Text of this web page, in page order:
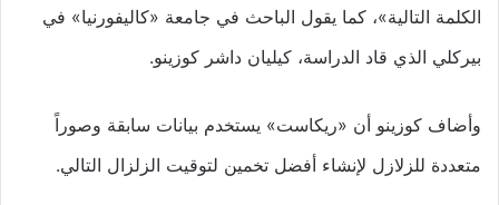
الكلمة التالية»، كما يقول الباحث في جامعة «كاليفورنيا» في
بيركلي الذي قاد الدراسة، كيليان داشر كوزينو.
وأضاف كوزينو أن «ريكاست» يستخدم بيانات سابقة وصوراً
متعددة للزلازل لإنشاء أفضل تخمين لتوقيت الزلزال التالي.